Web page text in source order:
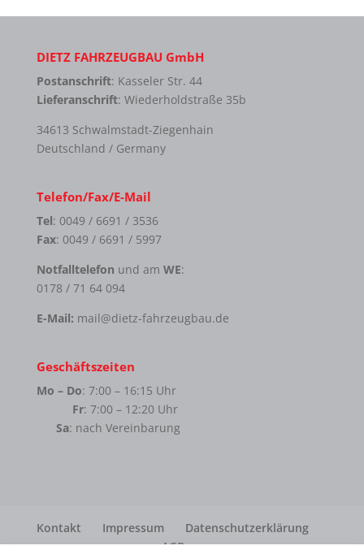
DIETZ FAHRZEUGBAU GmbH
Postanschrift: Kasseler Str. 44
Lieferanschrift: Wiederholdstraße 35b
34613 Schwalmstadt-Ziegenhain
Deutschland / Germany
Telefon/Fax/E-Mail
Tel: 0049 / 6691 / 3536
Fax: 0049 / 6691 / 5997
Notfalltelefon und am WE:
0178 / 71 64 094
E-Mail: mail@dietz-fahrzeugbau.de
Geschäftszeiten
Mo – Do: 7:00 – 16:15 Uhr
Fr: 7:00 – 12:20 Uhr
Sa: nach Vereinbarung
Kontakt Impressum
Datenschutzerklärung
AGB